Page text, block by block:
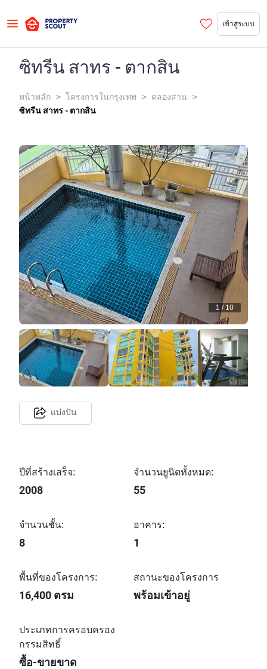
เข้าสู่ระบบ
ซิทรีน สาทร - ตากสิน
หน้าหลัก > โครงการในกรุงเทพ > คลองสาน >
ซิทรีน สาทร - ตากสิน
1/ 10
แบ่งปัน
ปีที่สร้างเสร็จ:
2008
จำนวนยูนิตทั้งหมด:
55
จำนวนชั้น:
8
อาคาร:
1
พื้นที่ของโครงการ:
16,400 ตรม
สถานะของโครงการ
พร้อมเข้าอยู่
ประเภทการครอบครอง
กรรมสิทธิ์
ซื้อ-ขายขาด